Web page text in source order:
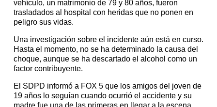
vehículo, un matrimonio de 79 y 80 años, fueron
trasladados al hospital con heridas que no ponen en
peligro sus vidas.
Una investigación sobre el incidente aún está en curso.
Hasta el momento, no se ha determinado la causa del
choque, aunque se ha descartado el alcohol como un
factor contribuyente.
El SDPD informó a FOX 5 que los amigos del joven de
19 años lo seguían cuando ocurrió el accidente y su
madre fue una de las primeras en llegar a la escena.